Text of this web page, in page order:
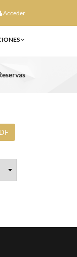
Acceder